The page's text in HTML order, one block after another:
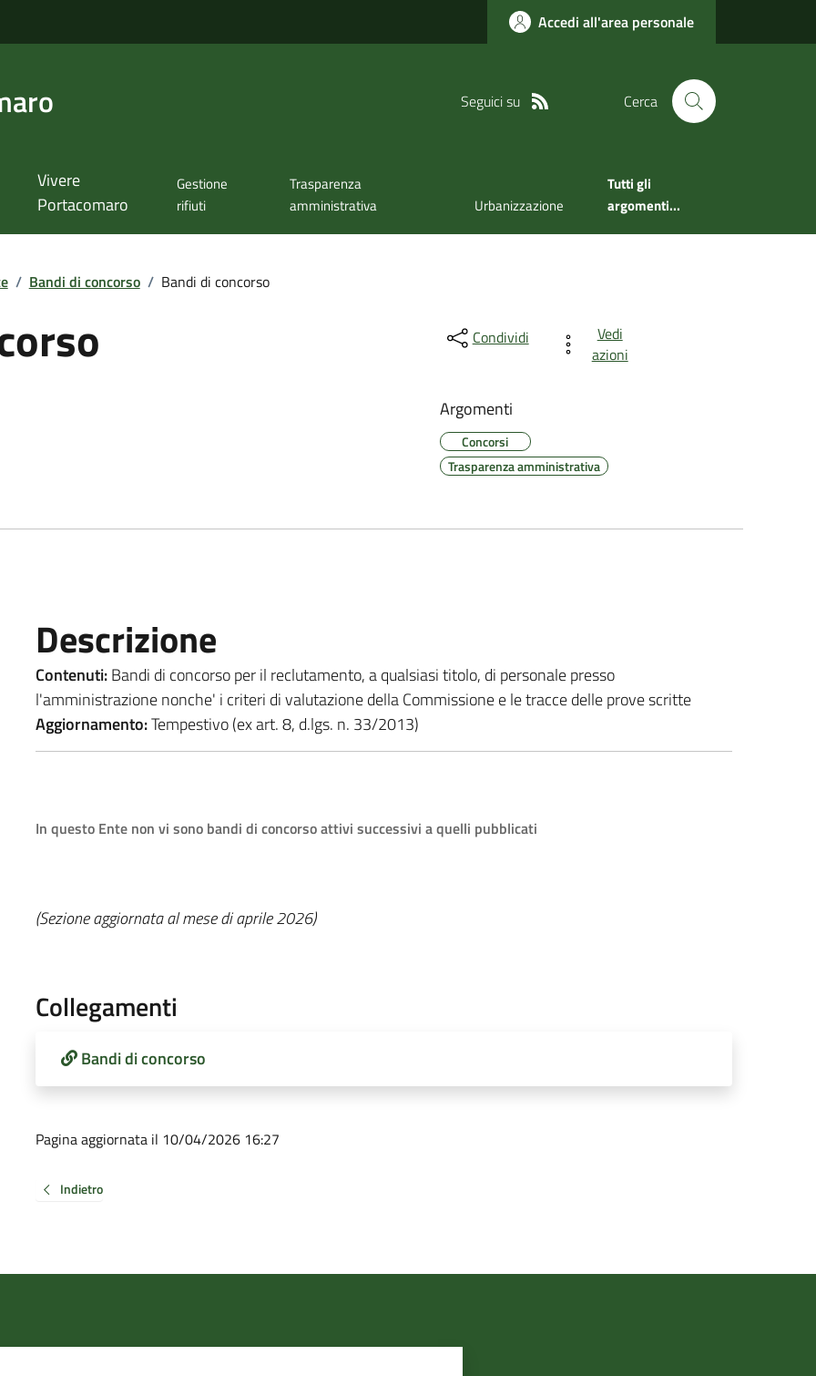
Accedi all'area personale
Seguici su Cerca
Vivere
Portacomaro
Gestione
rifiuti
Trasparenza
amministrativa
Urbanizzazione
Tutti gli
argomenti...
/ Bandi di concorso / Bandi di concorso
Condividi
Vedi
azioni
Argomenti
Concorsi
Trasparenza amministrativa
Descrizione
Contenuti:Bandi di concorso per il reclutamento, a qualsiasi titolo, di personale presso
l'amministrazione nonche' i criteri di valutazione della Commissione e le tracce delle prove scritte
Aggiornamento:Tempestivo (ex art. 8, d.lgs. n. 33/2013)
In questo Ente non vi sono bandi di concorso attivi successivi a quelli pubblicati
(Sezione aggiornata al mese di aprile 2026)
Collegamenti
Bandi di concorso
Pagina aggiornata il 10/04/2026 16:27
Indietro